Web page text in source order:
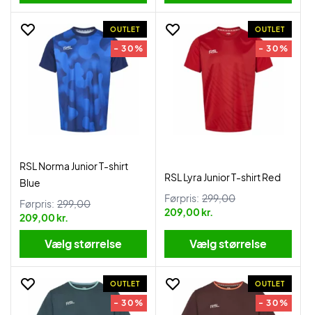
OUTLET
- 30%
RSL Norma Junior T-shirt
Blue
Førpris: 299,00
209,00 kr.
Vælg størrelse
OUTLET
- 30%
RSL Lyra Junior T-shirt Red
Førpris: 299,00
209,00 kr.
Vælg størrelse
OUTLET
- 30%
OUTLET
- 30%